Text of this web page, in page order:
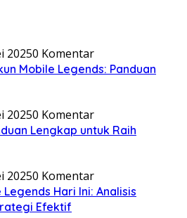
20250 Komentar
Mobile Legends: Panduan
20250 Komentar
Lengkap untuk Raih
20250 Komentar
Hari Ini: Analisis
Efektif